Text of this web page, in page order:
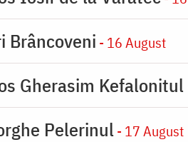
Brâncoveni - 16 August
Gherasim Kefalonitul
Pelerinul - 17 August